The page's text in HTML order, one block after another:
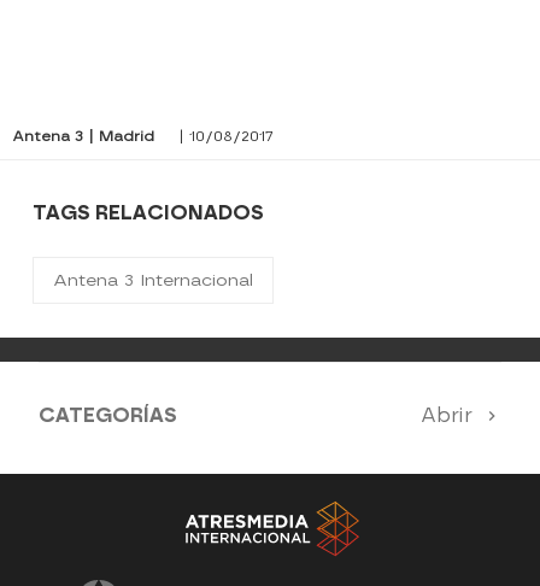
Antena 3 | Madrid | 10/08/2017
TAGS RELACIONADOS
Antena 3 Internacional
CATEGORÍAS Abrir
Antena 3 Noticias El Hormiguero
La Ruleta de la Suerte Tu cara me suena